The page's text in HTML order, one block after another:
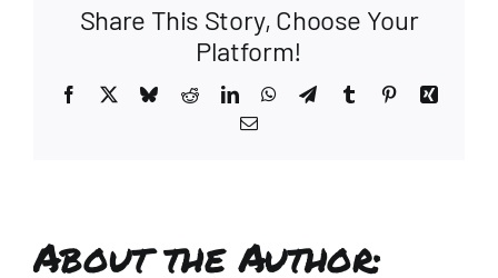
Share This Story, Choose Your
Platform!
Facebook BlueskyRedditLinkedInWhatsApp
TelegramTumblr PinterestXing
Email
About the Author: